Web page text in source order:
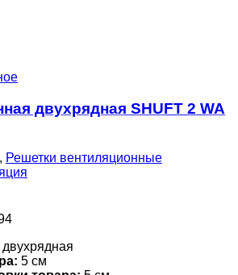
двухрядная SHUFT 2 WA
, Решетки вентиляционные
5 см